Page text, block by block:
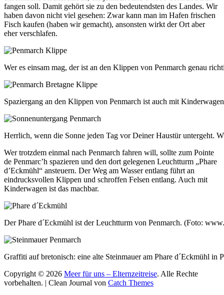
fangen soll. Damit gehört sie zu den bedeutendsten des Landes. Wir
haben davon nicht viel gesehen: Zwar kann man im Hafen frischen
Fisch kaufen (haben wir gemacht), ansonsten wirkt der Ort aber
eher verschlafen.
Wer es einsam mag, der ist an den Klippen von Penmarch genau
Spaziergang an den Klippen von Penmarch ist auch mit
Herrlich, wenn die Sonne jeden Tag vor Deiner Haustür untergeht.
Wer trotzdem einmal nach Penmarch fahren will, sollte zum Pointe
de Penmarc’h spazieren und den dort gelegenen Leuchtturm „Phare
d’Eckmühl“ ansteuern. Der Weg am Wasser entlang führt an
eindrucksvollen Klippen und schroffen Felsen entlang. Auch mit
Kinderwagen ist das machbar.
Der Phare d´Eckmühl ist der Leuchtturm von Penmarch. (Foto:
Graffiti auf bretonisch: eine alte Steinmauer am Phare d´Eckmühl in
Copyright © 2026 Meer für uns – Elternzeitreise. Alle Rechte
vorbehalten. | Clean Journal von Catch Themes